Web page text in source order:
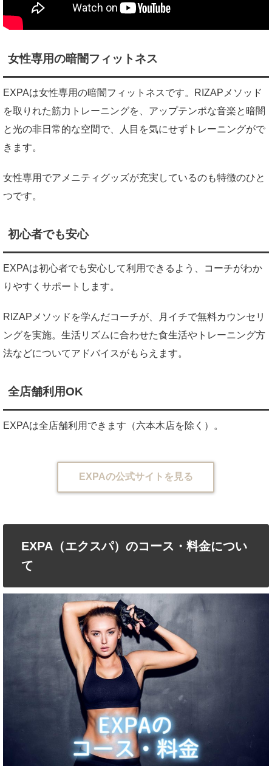
女性専用の暗闇フィットネス
EXPAは女性専用の暗闇フィットネスです。RIZAPメソッド
を取りれた筋力トレーニングを、アップテンポな音楽と暗闇
と光の非日常的な空間で、人目を気にせずトレーニングがで
きます。
女性専用でアメニティグッズが充実しているのも特徴のひと
つです。
初心者でも安心
EXPAは初心者でも安心して利用できるよう、コーチがわか
りやすくサポートします。
RIZAPメソッドを学んだコーチが、月イチで無料カウンセリ
ングを実施。生活リズムに合わせた食生活やトレーニング方
法などについてアドバイスがもらえます。
全店舗利用OK
EXPAは全店舗利用できます（六本木店を除く）。
EXPAの公式サイトを見る
EXPA（エクスパ）のコース・料金につい
て